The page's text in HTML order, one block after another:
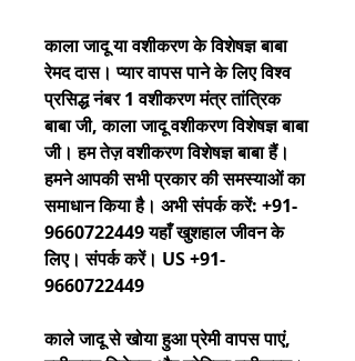
काला जादू या वशीकरण के विशेषज्ञ बाबा
रेमद दास। प्यार वापस पाने के लिए विश्व
प्रसिद्ध नंबर 1 वशीकरण मंत्र तांत्रिक
बाबा जी, काला जादू वशीकरण विशेषज्ञ बाबा
जी। हम तेज़ वशीकरण विशेषज्ञ बाबा हैं।
हमने आपकी सभी प्रकार की समस्याओं का
समाधान किया है। अभी संपर्क करें: +91-
9660722449 यहाँ खुशहाल जीवन के
लिए। संपर्क करें। US +91-
9660722449
काले जादू से खोया हुआ प्रेमी वापस पाएं,